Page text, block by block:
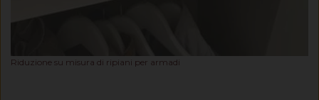
Riduzione su misura di ripiani per armadi